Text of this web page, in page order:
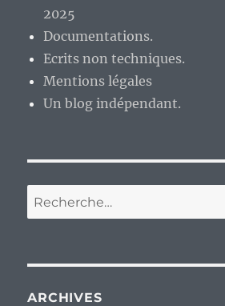
2025
Documentations.
Ecrits non techniques.
Mentions légales
Un blog indépendant.
Recherche
pour :
ARCHIVES